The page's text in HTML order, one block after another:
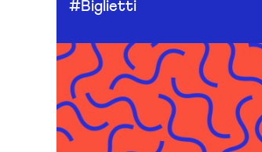
#Biglietti